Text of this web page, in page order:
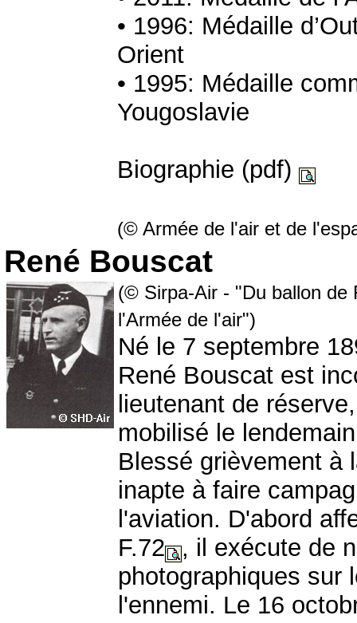
• 1996: Médaille
Orient
• 1995: Médaille
Yougoslavie
Biographie (pdf)
(© Armée de l'air et de
René Bouscat
(© Sirpa-Air - "Du ballon de
l'Armée de l'air")
Né le 7 septembre
René Bouscat est
lieutenant de
mobilisé le
Blessé grièvement à
inapte à faire
l'aviation. D'abord
F.72
, il exécute de
photographiques sur
l'ennemi. Le 16